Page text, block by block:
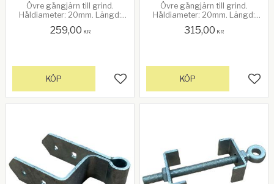
Övre gångjärn till grind.
Håldiameter: 20mm. Längd:
gafflarna: 50mm.
259,00 KR
Lägg till i favoriter
KÖP
Övre gångjärn till grind.
Håldiameter: 20mm. Längd:
gafflarna: 50mm.
315,00 KR
KÖP